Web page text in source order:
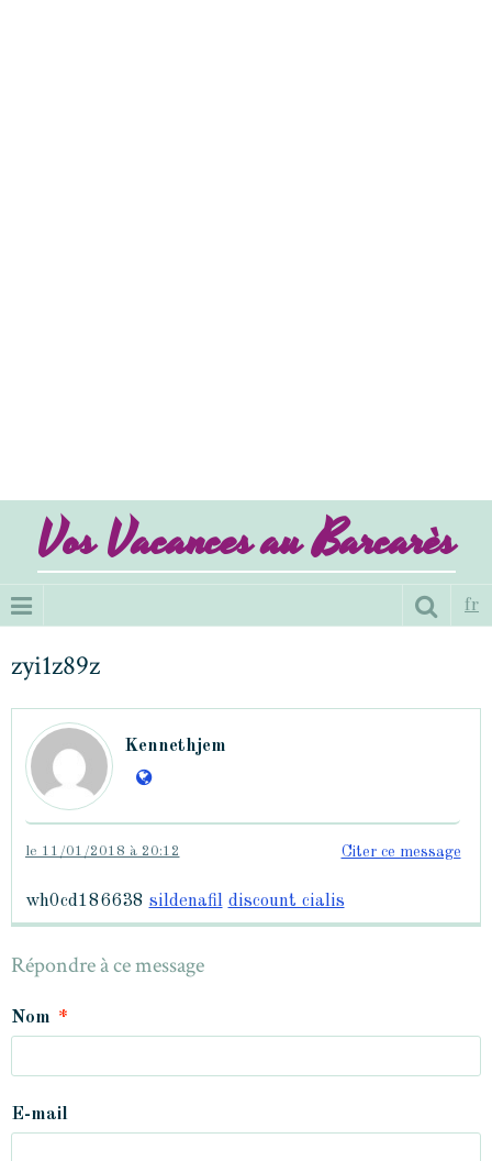
Vos Vacances au Barcarès
fr
zyi1z89z
Kennethjem
le 11/01/2018 à 20:12 Citer ce message
wh0cd186638 sildenafil discount cialis
Répondre à ce message
Nom
E-mail